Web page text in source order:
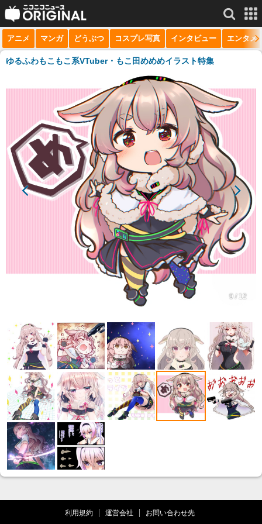
サービス一覧 もっと見る
niconico
ニュース
チャンネル
マンガ
アニメ マンガ どうぶつ コスプレ写真 インタビュー エンタメ
ゆるふわもこもこ系VTuber・もこ田めめめイラスト特集
9 / 12
利用規約 運営会社
お問い合わせ先